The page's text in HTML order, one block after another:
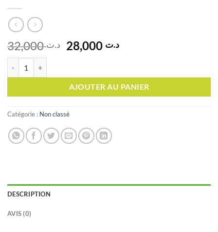
د.ت32,000
Le
prix
était :
د.ت 32,000.
د.تLe
est :
AJOUTER AU PANIER
Catégorie : Non classé
DESCRIPTION
AVIS (0)